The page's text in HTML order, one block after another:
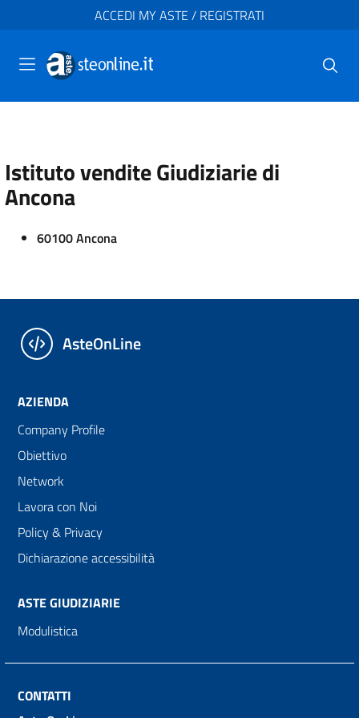
ACCEDI MY ASTE / REGISTRATI
Istituto vendite Giudiziarie di
Ancona
60100 Ancona
AsteOnLine
AZIENDA
Company Profile
Obiettivo
Network
Lavora con Noi
Policy & Privacy
Dichiarazione accessibilità
ASTE GIUDIZIARIE
Modulistica
CONTATTI